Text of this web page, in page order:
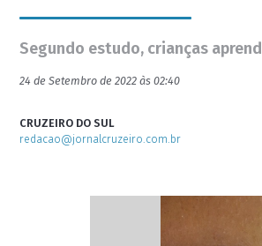
Segundo estudo, crianças
24 de Setembro de 2022 às 02:40
CRUZEIRO DO SUL
redacao@jornalcruzeiro.com.br